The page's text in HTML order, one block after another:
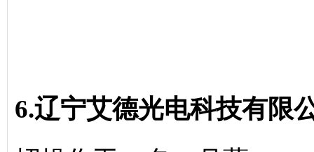
6.辽宁艾德光电科技有限